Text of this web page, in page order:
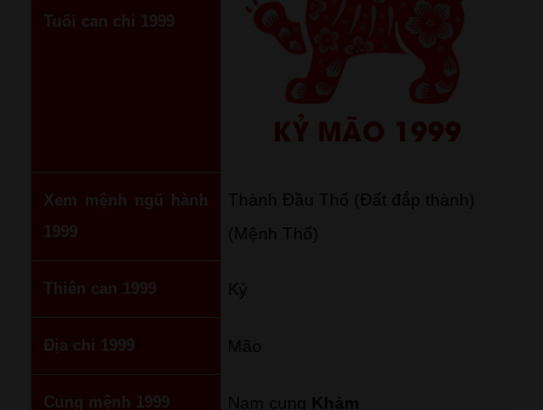
Tuổi can chi 1999
KỶ MÃO 1999
Xem mệnh ngũ hành
1999
Thành Đầu Thổ (Đất đắp thành)
(Mệnh Thổ)
Thiên can 1999 Kỷ
Địa chi 1999 Mão
Cung mệnh 1999 Nam cung Khảm